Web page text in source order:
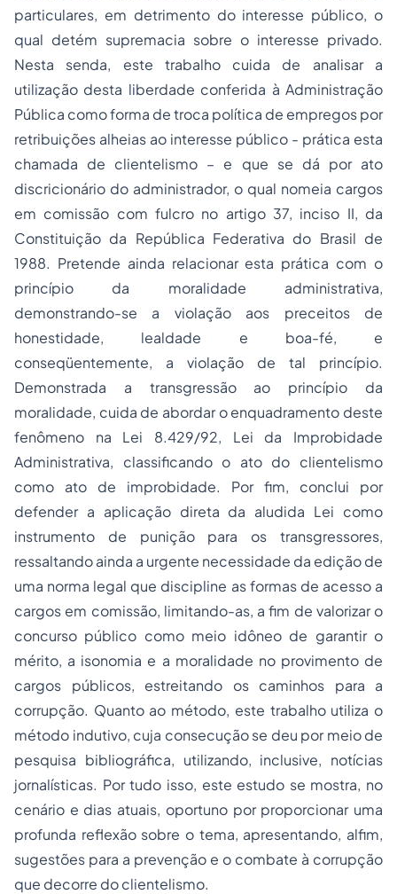
particulares, em detrimento do interesse público, o
qual detém supremacia sobre o interesse privado.
Nesta senda, este trabalho cuida de analisar a
utilização desta liberdade conferida à Administração
Pública como forma de troca política de empregos por
retribuições alheias ao interesse público - prática esta
chamada de clientelismo – e que se dá por ato
discricionário do administrador, o qual nomeia cargos
em comissão com fulcro no artigo 37, inciso II, da
Constituição da República Federativa do Brasil de
1988. Pretende ainda relacionar esta prática com o
princípio da moralidade administrativa,
demonstrando-se a violação aos preceitos de
honestidade, lealdade e boa-fé, e
conseqüentemente, a violação de tal princípio.
Demonstrada a transgressão ao princípio da
moralidade, cuida de abordar o enquadramento deste
fenômeno na Lei 8.429/92, Lei da Improbidade
Administrativa, classificando o ato do clientelismo
como ato de improbidade. Por fim, conclui por
defender a aplicação direta da aludida Lei como
instrumento de punição para os transgressores,
ressaltando ainda a urgente necessidade da edição de
uma norma legal que discipline as formas de acesso a
cargos em comissão, limitando-as, a fim de valorizar o
concurso público como meio idôneo de garantir o
mérito, a isonomia e a moralidade no provimento de
cargos públicos, estreitando os caminhos para a
corrupção. Quanto ao método, este trabalho utiliza o
método indutivo, cuja consecução se deu por meio de
pesquisa bibliográfica, utilizando, inclusive, notícias
jornalísticas. Por tudo isso, este estudo se mostra, no
cenário e dias atuais, oportuno por proporcionar uma
profunda reflexão sobre o tema, apresentando, alfim,
sugestões para a prevenção e o combate à corrupção
que decorre do clientelismo.